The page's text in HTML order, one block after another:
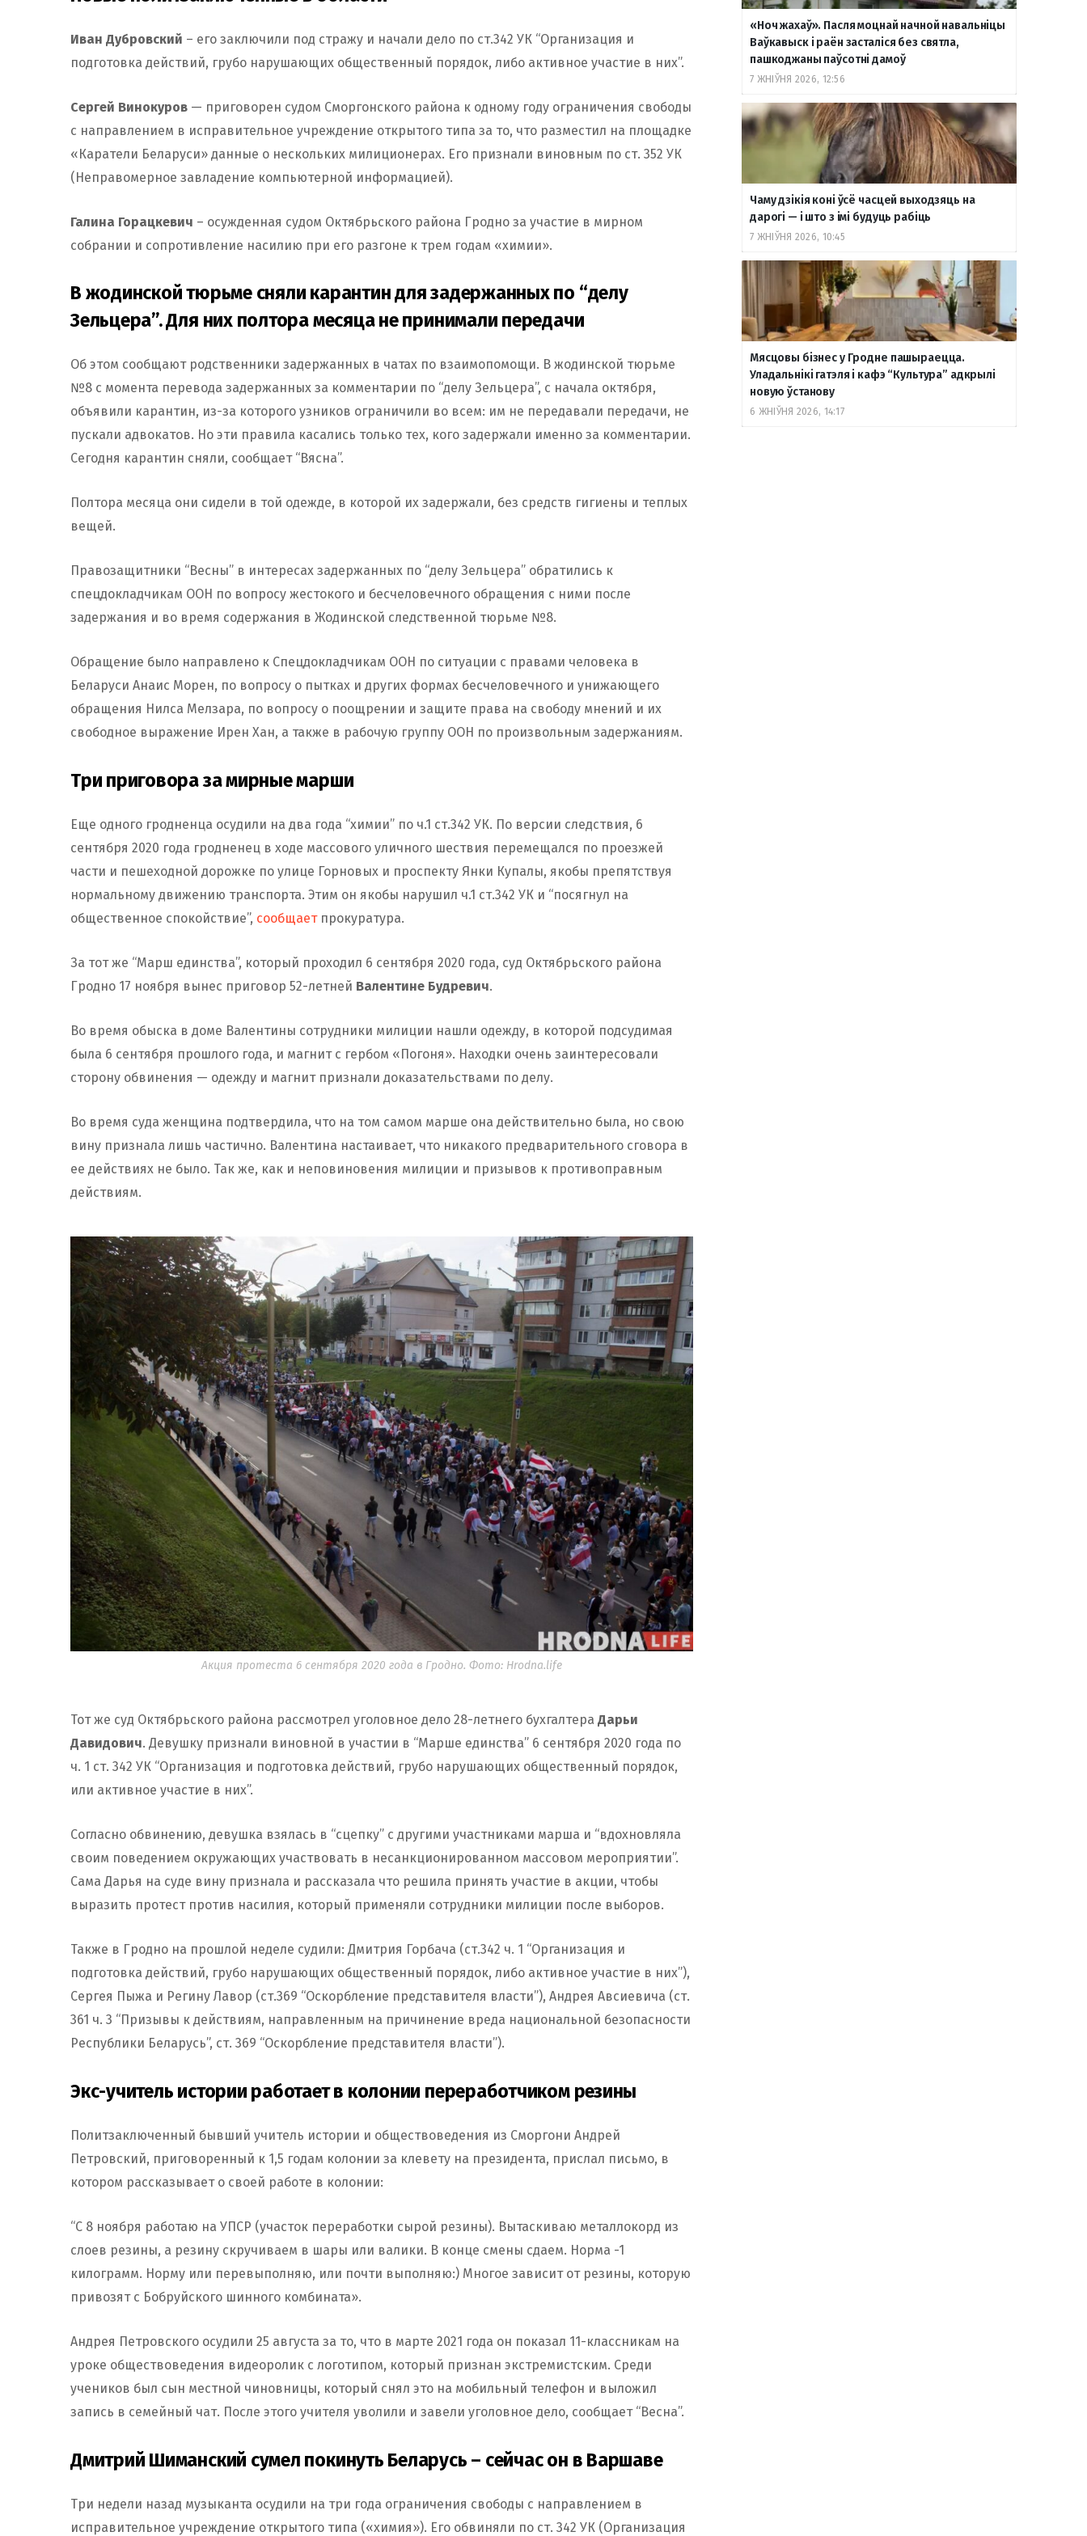
Иван Дубровский – его заключили под стражу и начали дело по ст.342 УК “Организация и
подготовка действий, грубо нарушающих общественный порядок, либо активное участие в них”.
Сергей Винокуров — приговорен судом Сморгонского района к одному году ограничения свободы
с направлением в исправительное учреждение открытого типа за то, что разместил на площадке
«Каратели Беларуси» данные о нескольких милиционерах. Его признали виновным по ст. 352 УК
(Неправомерное завладение компьютерной информацией).
Галина Горацкевич – осужденная судом Октябрьского района Гродно за участие в мирном
собрании и сопротивление насилию при его разгоне к трем годам «химии».
В жодинской тюрьме сняли карантин для задержанных по “делу
Зельцера”. Для них полтора месяца не принимали передачи
Об этом сообщают родственники задержанных в чатах по взаимопомощи. В жодинской тюрьме
№8 с момента перевода задержанных за комментарии по “делу Зельцера”, с начала октября,
объявили карантин, из-за которого узников ограничили во всем: им не передавали передачи, не
пускали адвокатов. Но эти правила касались только тех, кого задержали именно за комментарии.
Сегодня карантин сняли, сообщает “Вясна”.
Полтора месяца они сидели в той одежде, в которой их задержали, без средств гигиены и теплых
вещей.
Правозащитники “Весны” в интересах задержанных по “делу Зельцера” обратились к
спецдокладчикам ООН по вопросу жестокого и бесчеловечного обращения с ними после
задержания и во время содержания в Жодинской следственной тюрьме №8.
Обращение было направлено к Спецдокладчикам ООН по ситуации с правами человека в
Беларуси Анаис Морен, по вопросу о пытках и других формах бесчеловечного и унижающего
обращения Нилса Мелзара, по вопросу о поощрении и защите права на свободу мнений и их
свободное выражение Ирен Хан, а также в рабочую группу ООН по произвольным задержаниям.
Три приговора за мирные марши
Еще одного гродненца осудили на два года “химии” по ч.1 ст.342 УК. По версии следствия, 6
сентября 2020 года гродненец в ходе массового уличного шествия перемещался по проезжей
части и пешеходной дорожке по улице Горновых и проспекту Янки Купалы, якобы препятствуя
нормальному движению транспорта. Этим он якобы нарушил ч.1 ст.342 УК и “посягнул на
общественное спокойствие”, сообщаетпрокуратура.
За тот же “Марш единства”, который проходил 6 сентября 2020 года, суд Октябрьского района
Гродно 17 ноября вынес приговор 52-летней Валентине Будревич.
Во время обыска в доме Валентины сотрудники милиции нашли одежду, в которой подсудимая
была 6 сентября прошлого года, и магнит с гербом «Погоня». Находки очень заинтересовали
сторону обвинения — одежду и магнит признали доказательствами по делу.
Во время суда женщина подтвердила, что на том самом марше она действительно была, но свою
вину признала лишь частично. Валентина настаивает, что никакого предварительного сговора в
ее действиях не было. Так же, как и неповиновения милиции и призывов к противоправным
действиям.
Акция протеста 6 сентября 2020 года в Гродно. Фото: Hrodna.life
Тот же суд Октябрьского района рассмотрел уголовное дело 28-летнего бухгалтера Дарьи
Давидович. Девушку признали виновной в участии в “Марше единства” 6 сентября 2020 года по
ч. 1 ст. 342 УК “Организация и подготовка действий, грубо нарушающих общественный порядок,
или активное участие в них”.
Согласно обвинению, девушка взялась в “сцепку” с другими участниками марша и “вдохновляла
своим поведением окружающих участвовать в несанкционированном массовом мероприятии”.
Сама Дарья на суде вину признала и рассказала что решила принять участие в акции, чтобы
выразить протест против насилия, который применяли сотрудники милиции после выборов.
Также в Гродно на прошлой неделе судили: Дмитрия Горбача (ст.342 ч. 1 “Организация и
подготовка действий, грубо нарушающих общественный порядок, либо активное участие в них”),
Сергея Пыжа и Регину Лавор (ст.369 “Оскорбление представителя власти”), Андрея Авсиевича (ст.
361 ч. 3 “Призывы к действиям, направленным на причинение вреда национальной безопасности
Республики Беларусь”, ст. 369 “Оскорбление представителя власти”).
Экс-учитель истории работает в колонии переработчиком резины
Политзаключенный бывший учитель истории и обществоведения из Сморгони Андрей
Петровский, приговоренный к 1,5 годам колонии за клевету на президента, прислал письмо, в
котором рассказывает о своей работе в колонии:
“С 8 ноября работаю на УПСР (участок переработки сырой резины). Вытаскиваю металлокорд из
слоев резины, а резину скручиваем в шары или валики. В конце смены сдаем. Норма -1
килограмм. Норму или перевыполняю, или почти выполняю:) Многое зависит от резины, которую
привозят с Бобруйского шинного комбината».
Андрея Петровского осудили 25 августа за то, что в марте 2021 года он показал 11-классникам на
уроке обществоведения видеоролик с логотипом, который признан экстремистским. Среди
учеников был сын местной чиновницы, который снял это на мобильный телефон и выложил
запись в семейный чат. После этого учителя уволили и завели уголовное дело, сообщает “Весна”.
Дмитрий Шиманский сумел покинуть Беларусь – сейчас он в Варшаве
Три недели назад музыканта осудили на три года ограничения свободы с направлением в
исправительное учреждение открытого типа («химия»). Его обвиняли по ст. 342 УК (Организация
«Ноч жахаў». Пасля моцнай начной навальніцы
Ваўкавыск і раён засталіся без святла,
пашкоджаны паўсотні дамоў
7 ЖНІЎНЯ 2026, 12:56
Чаму дзікія коні ўсё часцей выходзяць на
дарогі — і што з імі будуць рабіць
7 ЖНІЎНЯ 2026, 10:45
Мясцовы бізнес у Гродне пашыраецца.
Уладальнікі гатэля і кафэ “Культура” адкрылі
новую ўстанову
6 ЖНІЎНЯ 2026, 14:17